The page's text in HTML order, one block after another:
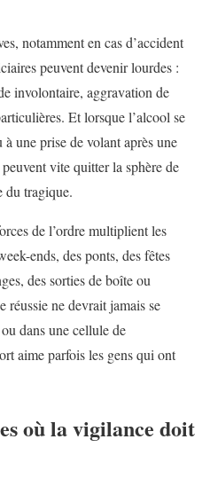
notamment en cas d’accident
peuvent devenir lourdes :
involontaire, aggravation de
Et lorsque l’alcool se
une prise de volant après une
vite quitter la sphère de
du tragique.
de l’ordre multiplient les
ends, des ponts, des fêtes
des sorties de boîte ou
réussie ne devrait jamais se
dans une cellule de
aime parfois les gens qui ont
où la vigilance doit